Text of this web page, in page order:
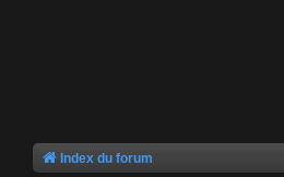
Index du forum